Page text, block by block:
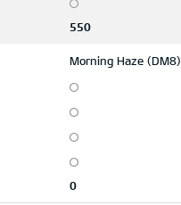
550
Morning Haze (DM8)
0